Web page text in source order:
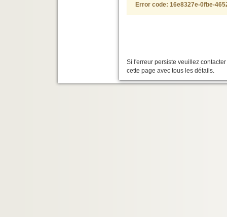
Error code: 16e8327e-0fbe-
Si l'erreur persiste veuillez
cette page avec tous les détails.